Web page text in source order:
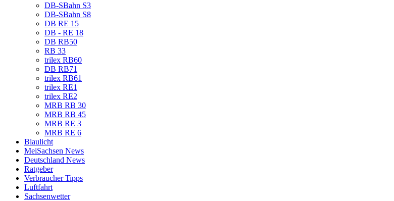
DB-SBahn S3
DB-SBahn S8
DB RE 15
DB - RE 18
DB RB50
RB 33
trilex RB60
DB RB71
trilex RB61
trilex RE1
trilex RE2
MRB RB 30
MRB RB 45
MRB RE 3
MRB RE 6
Blaulicht
MeiSachsen News
Deutschland News
Ratgeber
Verbraucher Tipps
Luftfahrt
Sachsenwetter